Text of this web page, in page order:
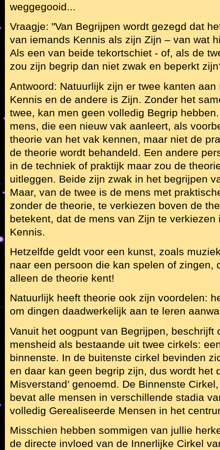
weggegooid...
Vraagje: "Van Begrijpen wordt gezegd dat
van iemands Kennis als zijn Zijn – van wat
Als een van beide tekortschiet - of, als de
zou zijn begrip dan niet zwak en beperkt
Antwoord: Natuurlijk zijn er twee kanten
Kennis en de andere is Zijn. Zonder het
twee, kan men geen volledig Begrip
mens, die een nieuw vak aanleert, als
theorie van het vak kennen, maar niet de
de theorie wordt behandeld. Een andere
in de techniek of praktijk maar zou de
uitleggen. Beide zijn zwak in het begrijpen
Maar, van de twee is de mens met
zonder de theorie, te verkiezen boven de
betekent, dat de mens van Zijn te
Kennis.
Hetzelfde geldt voor een kunst, zoals
naar een persoon die kan spelen of zingen,
alleen de theorie kent!
Natuurlijk heeft theorie ook zijn voordelen:
om dingen daadwerkelijk aan te leren
Vanuit het oogpunt van Begrijpen, beschrijft
mensheid als bestaande uit twee cirkels:
binnenste. In de buitenste cirkel bevinden
en daar kan geen begrip zijn, dus wordt het
Misverstand’ genoemd. De Binnenste
bevat alle mensen in verschillende stadia
volledig Gerealiseerde Mensen in het
Misschien hebben sommigen van jullie
de directe invloed van de Innerlijke Cirkel